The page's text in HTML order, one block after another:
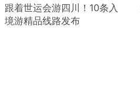
跟着世运会游四川！10条入
境游精品线路发布